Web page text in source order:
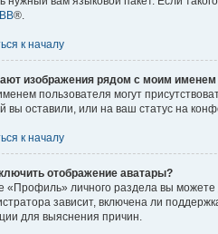
®.
к началу
изображения рядом с моим именем
пользователя могут
вы оставили, или на ваш статус на
к началу
отображение аватары?
«Профиль» личного раздела вы
зависит, включена ли
для выяснения причин.